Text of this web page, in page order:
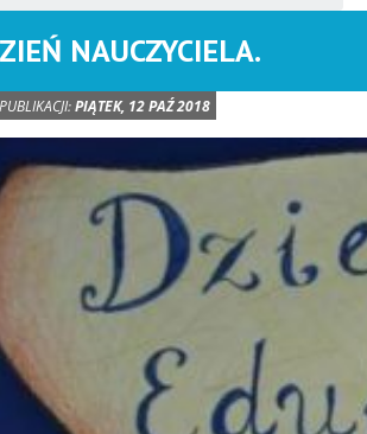
NAUCZYCIELA.
PIĄTEK, 12 PAŹ 2018